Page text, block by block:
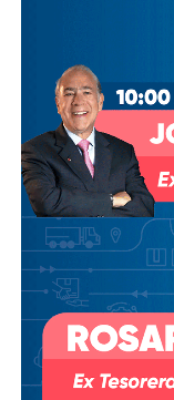
El remedio no lo
la vista de todos.
Una cosa más,
seguro no hay
hace camino al
Por lo tanto,
que la cordura nos
seguro
seguro habrá
Lo que les
El afán es